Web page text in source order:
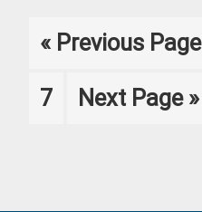
« Go
Previous Page
Page
7
Go
Next Page »